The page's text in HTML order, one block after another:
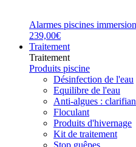
Alarmes piscines
239,00€
Traitement
Traitement
Produits piscine
Désinfection de l'eau
Equilibre de l'eau
Anti-algues :
Floculant
Produits d'hivernage
Kit de traitement
Stop guêpes